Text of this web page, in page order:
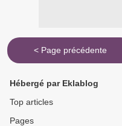
< Page précédente
Hébergé par Eklablog
Top articles
Pages